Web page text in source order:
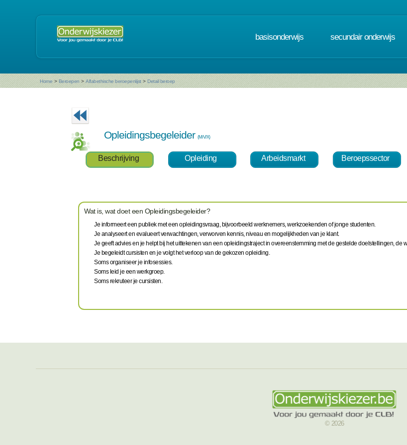
basisonderwijs secundair onderwijs
Home > Beroepen > Alfabethische beroepenlijst > Detail beroep
Opleidingsbegeleider (M/V/X)
Beschrijving Opleiding Arbeidsmarkt Beroepssector
Wat is, wat doet een Opleidingsbegeleider?
Je informeert een publiek met een opleidingsvraag, bijvoorbeeld werknemers, werkzoekenden of jonge studenten.
Je analyseert en evalueert verwachtingen, verworven kennis, niveau en mogelijkheden van je klant.
Je geeft advies en je helpt bij het uittekenen van een opleidingstraject in overeenstemming met de gestelde doelstellingen, de
Je begeleidt cursisten en je volgt het verloop van de gekozen opleiding.
Soms organiseer je infosessies.
Soms leid je een werkgroep.
Soms rekruteer je cursisten.
© 2026